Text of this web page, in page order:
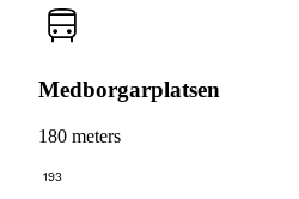
Medborgarplatsen
180 meters
193